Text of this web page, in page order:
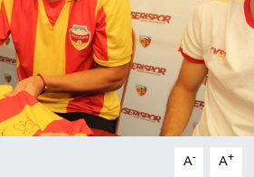
A- A+